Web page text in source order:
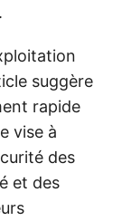
suggère
rapide
vise à
des
et des